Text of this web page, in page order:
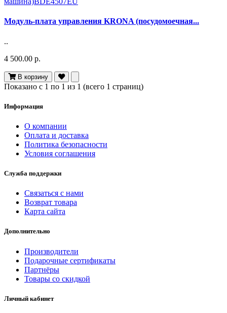
Модуль-плата управления KRONA (посудомоечная...
..
4 500.00 р.
В корзину
Показано с 1 по 1 из 1 (всего 1 страниц)
Информация
О компании
Оплата и доставка
Политика безопасности
Условия соглашения
Служба поддержки
Связаться с нами
Возврат товара
Карта сайта
Дополнительно
Производители
Подарочные сертификаты
Партнёры
Товары со скидкой
Личный кабинет